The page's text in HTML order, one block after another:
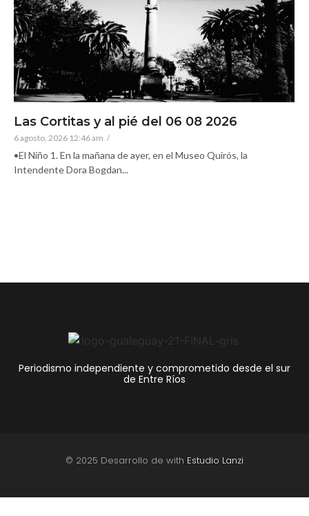
Las Cortitas y al pié del 06 08 2026
6 agosto, 2026 12:46 am /
•El Niño 1. En la mañana de ayer, en el Museo Quirós, la
Intendente Dora Bogdan...
Periodismo independiente y comprometido desde el sur
de Entre Ríos
© 2025 Desarrollo de with Estudio Lanzi